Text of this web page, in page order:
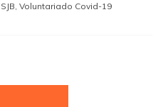
, Voluntariado Covid-19